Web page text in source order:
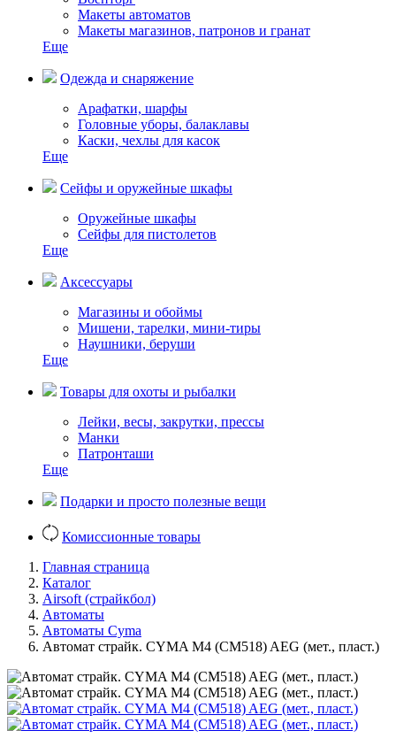
Макеты автоматов
Макеты магазинов, патронов и гранат
Еще
Одежда и снаряжение
Арафатки, шарфы
Головные уборы, балаклавы
Каски, чехлы для касок
Еще
Сейфы и оружейные шкафы
Оружейные шкафы
Сейфы для пистолетов
Еще
Аксессуары
Магазины и обоймы
Мишени, тарелки, мини-тиры
Наушники, беруши
Еще
Товары для охоты и рыбалки
Лейки, весы, закрутки, прессы
Манки
Патронташи
Еще
Подарки и просто полезные вещи
Комиссионные товары
Главная страница
Каталог
Airsoft (страйкбол)
Автоматы
Автоматы Cyma
Автомат страйк. CYMA M4 (СМ518) AEG (мет., пласт.)